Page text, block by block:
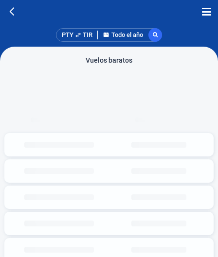
PTY TIR Todo el año
Vuelos baratos